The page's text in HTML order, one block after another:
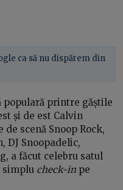
ca să nu dispărem din
populară printre găștile
și de est Calvin
scenă Snoop Rock,
DJ Snoopadelic,
a făcut celebru satul
simplu check-in pe